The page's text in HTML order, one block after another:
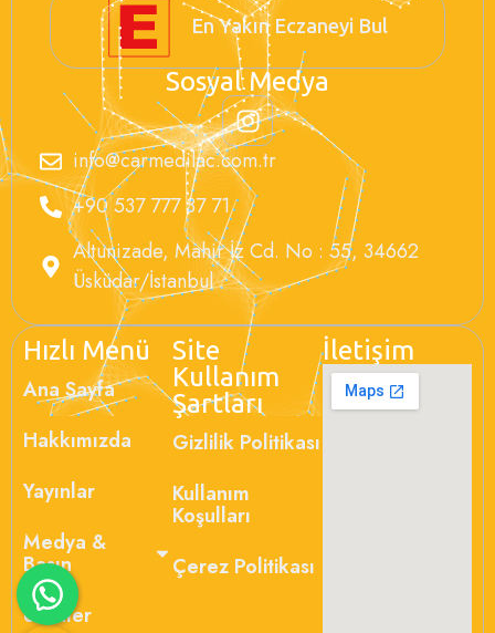
En Yakın Eczaneyi Bul
Sosyal Medya
info@carmedilac.com.tr
+90 537 777 37 71
Altunizade, Mahir İz Cd. No : 55, 34662
Üsküdar/İstanbul
Hızlı Menü
Ana Sayfa
Hakkımızda
Yayınlar
Medya &
Basın
Ürünler
Site
Kullanım
Şartları
Gizlilik Politikası
Kullanım
Koşulları
Çerez Politikası
İletişim